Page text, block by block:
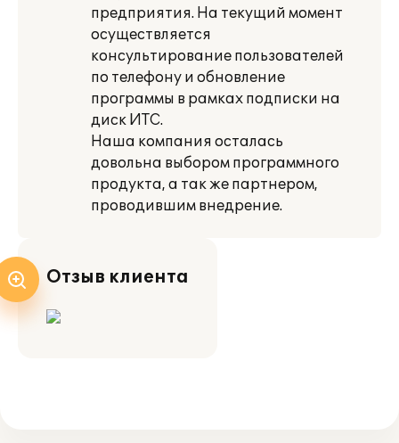
предприятия. На текущий момент
осуществляется
консультирование пользователей
по телефону и обновление
программы в рамках подписки на
диск ИТС.
Наша компания осталась
довольна выбором программного
продукта, а так же партнером,
проводившим внедрение.
Отзыв клиента